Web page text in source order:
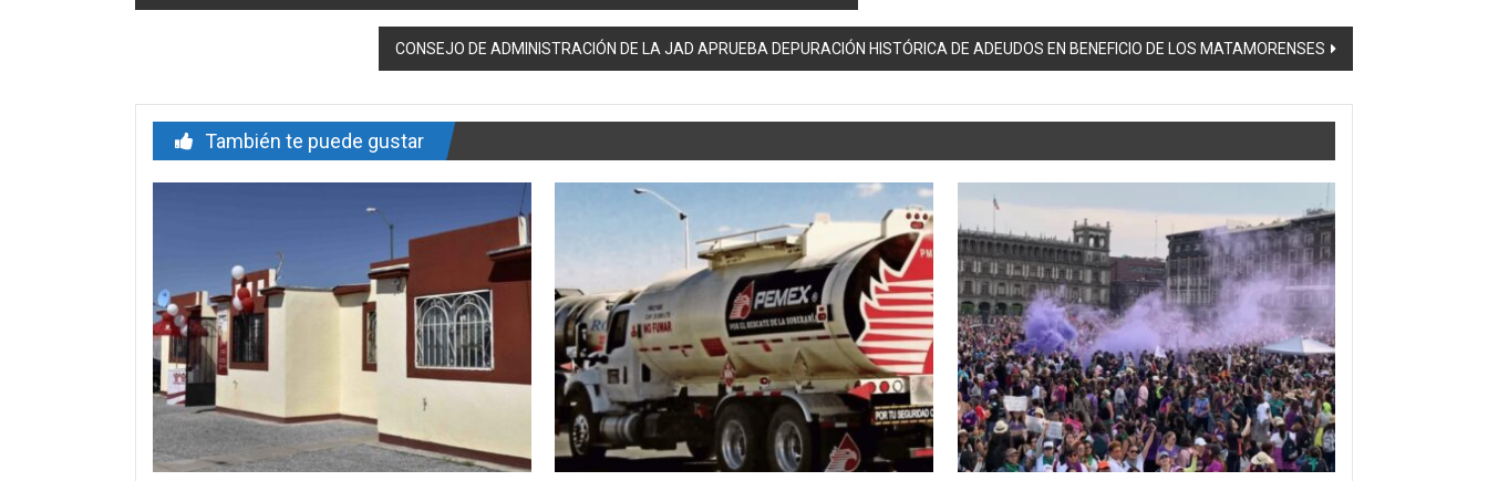
CONSEJO DE ADMINISTRACIÓN DE LA JAD APRUEBA DEPURACIÓN HISTÓRICA DE ADEUDOS EN BENEFICIO DE LOS MATAMORENSES
También te puede gustar